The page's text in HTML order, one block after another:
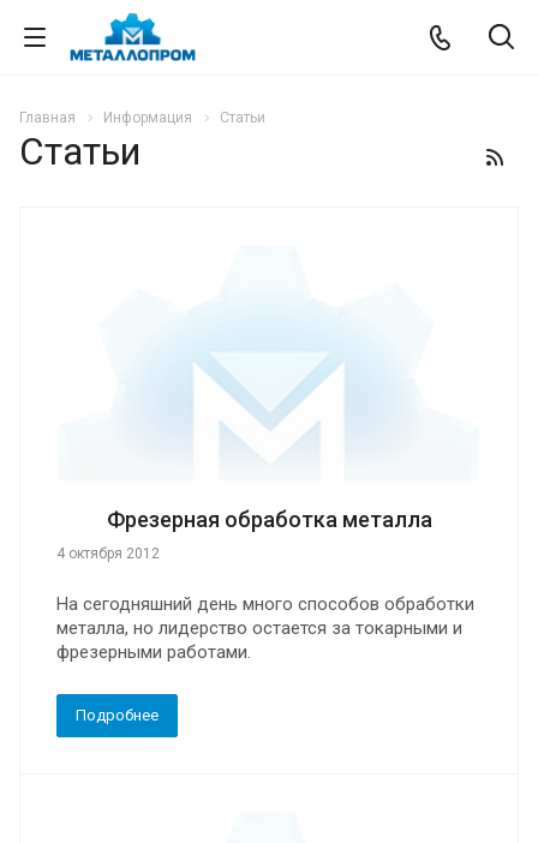
Главная Информация Статьи
Статьи
Фрезерная обработка металла
4 октября 2012
На сегодняшний день много способов обработки
металла, но лидерство остается за токарными и
фрезерными работами.
Подробнее